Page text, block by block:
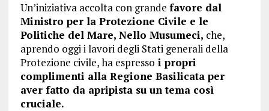
Un’iniziativa accolta con grande favore dal
Ministro per la Protezione Civile e le
Politiche del Mare, Nello Musumeci, che,
aprendo oggi i lavori degli Stati generali della
Protezione civile, ha espresso i propri
complimenti alla Regione Basilicata per
aver fatto da apripista su un tema così
cruciale.